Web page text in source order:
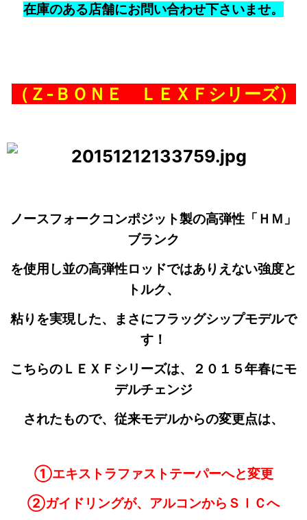
在庫のある店舗にお問い合わせ下さいませ。
（Ｚ‐ＢＯＮＥ ＬＥＸＦシリーズ）
ノースフォークコンポジット製の高弾性「ＨＭ」
ブランク
を使用し並の高弾性ロッドではありえない強度と
トルク、
粘りを実現した、まさにフラッグシップモデルで
す！
こちらのＬＥＸＦシリーズは、２０１５年春にモ
デルチェンジ
されたもので、従来モデルからの変更点は、
①エキストラファストテーパーへと変更
②ガイドリングが、アルコンからＳＩＣへ